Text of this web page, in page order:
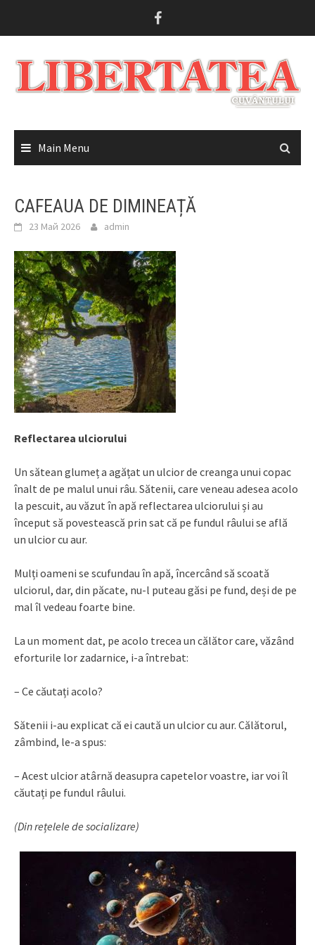
Main Menu
CAFEAUA DE DIMINEAȚĂ
23 Май 2026 admin
Reflectarea ulciorului
Un sătean glumeț a agățat un ulcior de creanga unui copac
înalt de pe malul unui râu. Sătenii, care veneau adesea acolo
la pescuit, au văzut în apă reflectarea ulciorului și au
început să povestească prin sat că pe fundul râului se află
un ulcior cu aur.
Mulți oameni se scufundau în apă, încercând să scoată
ulciorul, dar, din păcate, nu-l puteau găsi pe fund, deși de pe
mal îl vedeau foarte bine.
La un moment dat, pe acolo trecea un călător care, văzând
eforturile lor zadarnice, i-a întrebat:
– Ce căutați acolo?
Sătenii i-au explicat că ei caută un ulcior cu aur. Călătorul,
zâmbind, le-a spus:
– Acest ulcior atârnă deasupra capetelor voastre, iar voi îl
căutați pe fundul râului.
(Din rețelele de socializare)